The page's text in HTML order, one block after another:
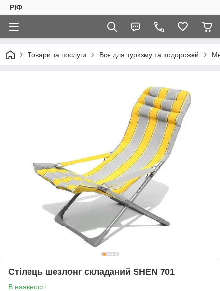
РІФ
Товари та послуги Все для туризму та подорожей
Стілець шезлонг складаний SHEN 701
В наявності